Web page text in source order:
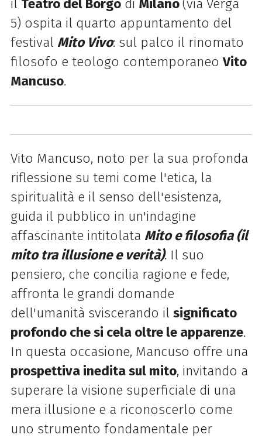
il Teatro del Borgodi Milano(via Verga
5) ospita il quarto appuntamento del
festival Mito Vivo: sul palco il rinomato
filosofo e teologo contemporaneoVito
Mancuso.
Vito Mancuso, noto per la sua profonda
riflessione su temi come l'etica, la
spiritualità e il senso dell'esistenza,
guida il pubblico in un'indagine
affascinante intitolata Mito e filosofia (il
mito tra illusione e verità). Il suo
pensiero, che concilia ragione e fede,
affronta le grandi domande
dell'umanità sviscerando il significato
profondo che si cela oltre le apparenze.
In questa occasione, Mancuso offre una
prospettiva inedita sul mito, invitando a
superare la visione superficiale di una
mera illusione e a riconoscerlo come
uno strumento fondamentale per